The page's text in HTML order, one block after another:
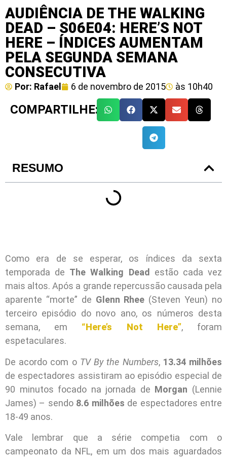
AUDIÊNCIA DE THE WALKING
DEAD – S06E04: HERE’S NOT
HERE – ÍNDICES AUMENTAM
PELA SEGUNDA SEMANA
CONSECUTIVA
Por: Rafael 6 de novembro de 2015 às 10h40
COMPARTILHE:
RESUMO
Como era de se esperar, os índices da sexta
temporada de The Walking Dead
estão cada vez
mais altos. Após a grande repercussão causada pela
aparente “morte” de Glenn Rhee (Steven Yeun) no
terceiro episódio do novo ano, os números desta
semana, em “Here’s Not Here”, foram
espetaculares.
De acordo com o TV By the Numbers, 13.34 milhões
de espectadores assistiram ao episódio especial de
90 minutos focado na jornada de Morgan (Lennie
James) – sendo 8.6 milhões de espectadores entre
18-49 anos.
Vale lembrar que a série competia com o
campeonato da NFL, em um dos mais aguardados